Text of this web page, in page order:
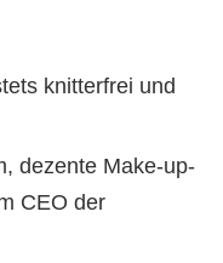
knitterfrei und
dezente Make-up-
CEO der